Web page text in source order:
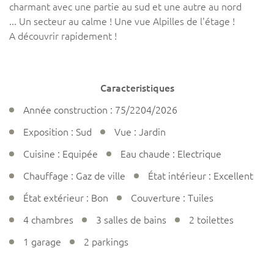
charmant avec une partie au sud et une autre au nord
... Un secteur au calme ! Une vue Alpilles de l'étage !
A découvrir rapidement !
Caracteristiques
Année construction : 75/2204/2026
Exposition : Sud
Vue : Jardin
Cuisine : Equipée
Eau chaude : Electrique
Chauffage : Gaz de ville
État intérieur : Excellent
État extérieur : Bon
Couverture : Tuiles
4 chambres
3 salles de bains
2 toilettes
1 garage
2 parkings